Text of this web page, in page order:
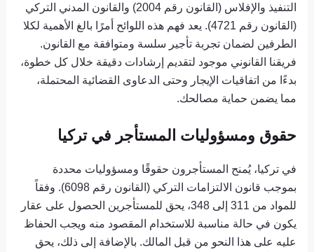
التنفيذ والإفلاس (القانون رقم 2004) والقانون المدني التركي
(القانون رقم 4721). يعد فهم هذه اللوائح أمرًا بالغ الأهمية لكلا
الطرفين لضمان تجربة تأجير سلسة ومتوافقة مع القانون.
فريقنا القانوني موجود لتقديم إرشادات دقيقة خلال كل خطوة،
بدءًا من اتفاقيات الإيجار وحتى الدعاوى القضائية المحتملة،
مما يضمن حماية مصالحك.
حقوق ومسؤوليات المستأجر في تركيا
في تركيا، يُمنح المستأجرون حقوقًا ومسؤوليات محددة
بموجب قانون الالتزامات التركي (القانون رقم 6098). وفقاً
للمواد من 311 إلى 348، يحق للمستأجرين الحصول على عقار
يكون في حالة مناسبة للاستخدام المقصود منه ويجب الحفاظ
عليه على هذا النحو من قبل المالك. بالإضافة إلى ذلك، يحق